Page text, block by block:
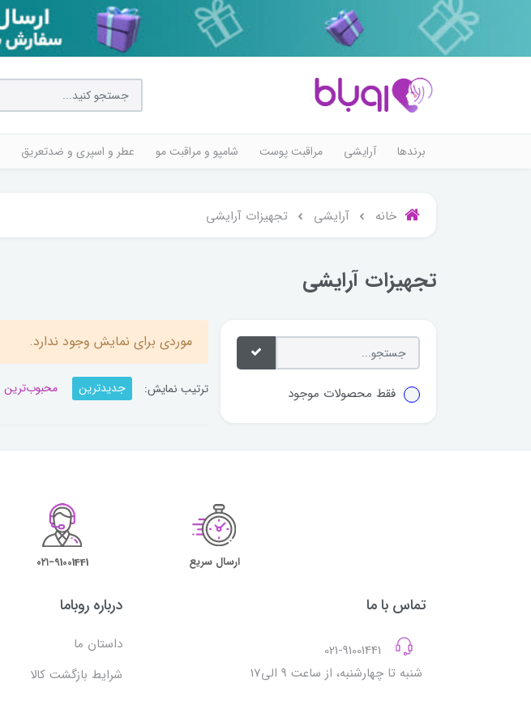
برندها آرایشی مراقبت پوست شامپو و مراقبت مو عطر و اسپری و ضدتعریق
خانه آرایشی تجهیزات آرایشی
تجهیزات آرایشی
فقط محصولات موجود
موردی برای نمایش وجود ندارد.
ترتیب نمایش: جدیدترین محبوب‌ترین
ارسال سریع ۰۲۱−91001441
تماس با ما
شنبه تا چهارشنبه، از ساعت 9 الی17
درباره روباما
داستان ما
شرایط بازگشت کالا